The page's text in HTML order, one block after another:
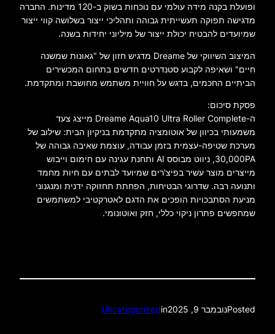
ופועלת בקנה מידה עולמי עם נוכחות בשוק ב-120 מדינות. החברה
מדגישה תפוקה תעשייתית גבוהה ותהליכי ייצור בשלושה קווי ייצור
שמיועדים להבטיח יכולת ייצור של מיליוני יחידות בשנה.
המיצוב השיווקי של Dreame מדגיש חזון של "גאונות שמשנה
חיים" ושאיפה לקבוע סטנדרטים חדשים בתחום המכשירים
הביתיים החכמים, בדגש על חוויית משתמש מחושבת ומתקדמת.
פסקת סיכום:
ה-Dreame Aqua10 Ultra Roller Complete מייצג צעד
משמעותי בכיוון של אוטומציה מתקדמת בניקיון הבית: שילוב של
מערכת שטיפה-עצמית בזמן עבודה, עוצמת שאיבה גבוהה של
30,000PA, ניווט מבוסס AI ותחנת עגינה עם חימום וייבוש
מייצרים מוצר עשיר בפיצ'רים שמיועד לבתים עם חיות מחמד
ותנועה רבה. שדרוגי הבטיחות, הפחתת תחזוקה ידנית ומנגנוני
מניעת הסתבכויות הופכים את הדגם לאטרקטיבי למשתמשים
שמחפשים פתרון ניקוי כללי, חזק ואוטונומי.
Postedנובמבר 9, 2025 in
Uncategorized